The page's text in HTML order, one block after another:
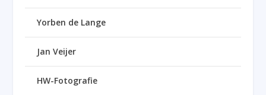
Yorben de Lange
Jan Veijer
HW-Fotografie